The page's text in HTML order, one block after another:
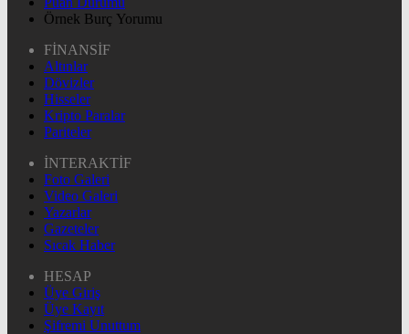
Örnek Burç Yorumu
FİNANSİF
Altınlar
Dövizler
Hisseler
Kripto Paralar
Pariteler
İNTERAKTİF
Foto Galeri
Video Galeri
Yazarlar
Gazeteler
Sıcak Haber
HESAP
Üye Giriş
Üye Kayıt
Şifremi Unuttum